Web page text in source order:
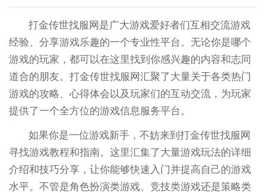
打金传世找服网是广大游戏爱好者们互相交流游戏
经验、分享游戏乐趣的一个专业性平台。无论你是哪个
游戏的玩家，都可以在这里找到你感兴趣的内容和志同
道合的朋友。打金传世找服网汇聚了大量关于各类热门
游戏的攻略、心得体会以及玩家们的互动交流，为玩家
提供了一个全方位的游戏信息服务平台。
如果你是一位游戏新手，不妨来到打金传世找服网
寻找游戏教程和指南。这里汇集了大量游戏玩法的详细
介绍和技巧分享，让你能够快速入门并提高自己的游戏
水平。不管是角色扮演类游戏、竞技类游戏还是策略类